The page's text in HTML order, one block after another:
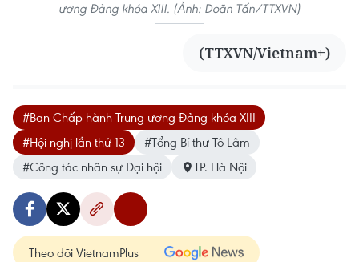
ương Đảng khóa XIII. (Ảnh: Doãn Tấn/TTXVN)
(TTXVN/Vietnam+)
#Ban Chấp hành Trung ương Đảng khóa XIII
#Hội nghị lần thứ 13
#Tổng Bí thư Tô Lâm
#Công tác nhân sự Đại hội
TP. Hà Nội
Theo dõi VietnamPlus